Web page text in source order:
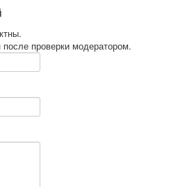
проверки модератором.